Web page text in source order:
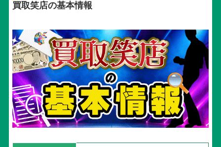
買取笑店の基本情報